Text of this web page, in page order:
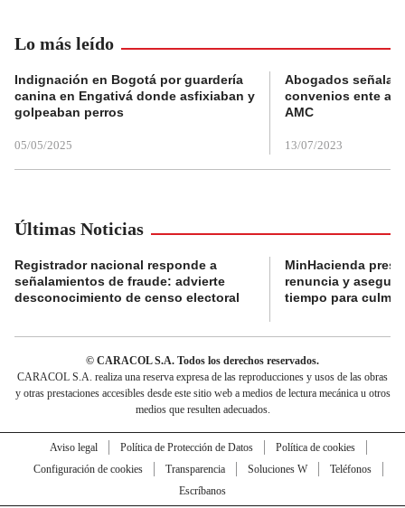
Lo más leído
Indignación en Bogotá por guardería
canina en Engativá donde asfixiaban y
golpeaban perros
05/05/2025
Abogados
convenios ente
AMC
13/07/2023
Últimas Noticias
Registrador nacional responde a
señalamientos de fraude: advierte
desconocimiento de censo electoral
MinHacienda
renuncia y
tiempo para
© CARACOL S.A. Todos los derechos reservados.
CARACOL S.A. realiza una reserva expresa de las reproducciones y usos de las obras
y otras prestaciones accesibles desde este sitio web a medios de lectura mecánica u otros
medios que resulten adecuados.
Aviso legal Política de Protección de Datos
Política de cookies
Configuración de cookies
Transparencia Soluciones W
Teléfonos
Escríbanos